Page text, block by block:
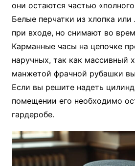
они остаются частью
Белые перчатки из хлопка или
при входе, но снимают во
Карманные часы на цепочке
наручных, так как массивный
манжетой фрачной рубашки
Если вы решите надеть
помещении его необходимо
гардеробе.